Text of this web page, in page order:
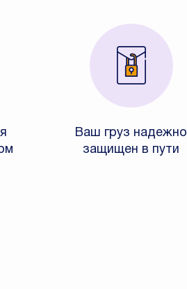
Ваш груз надежно
защищен в пути